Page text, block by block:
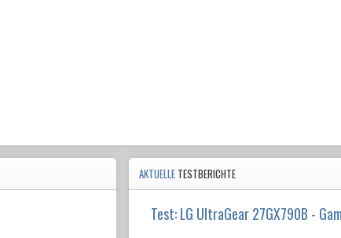
AKTUELLE TESTBERICHTE
Test: LG UltraGear 27GX790B -